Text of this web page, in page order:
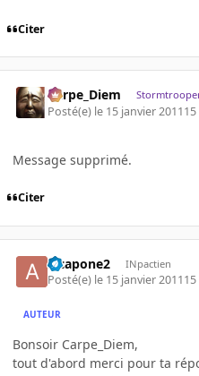
Citer
Carpe_Diem
Posté(e) le 15 janvier 201115
Message supprimé.
Citer
alcapone2 INpactien
Posté(e) le 15 janvier 201115
AUTEUR
Bonsoir Carpe_Diem,
tout d'abord merci pour ta